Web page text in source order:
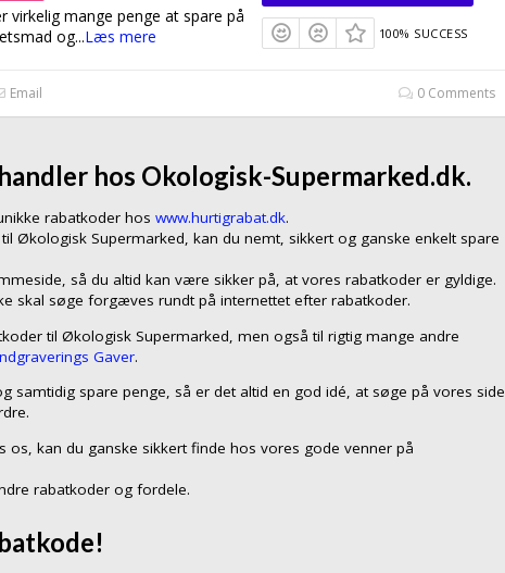
virkelig mange penge at spare på
og...Læs mere 100% SUCCESS
Email 0 Comments
hos Okologisk-Supermarked.dk.
rabatkoder hos www.hurtigrabat.dk.
Økologisk Supermarked, kan du nemt, sikkert og ganske enkelt spare
så du altid kan være sikker på, at vores rabatkoder er gyldige.
skal søge forgæves rundt på internettet efter rabatkoder.
til Økologisk Supermarked, men også til rigtig mange andre
Gaver.
samtidig spare penge, så er det altid en god idé, at søge på vores side
os, kan du ganske sikkert finde hos vores gode venner på
rabatkoder og fordele.